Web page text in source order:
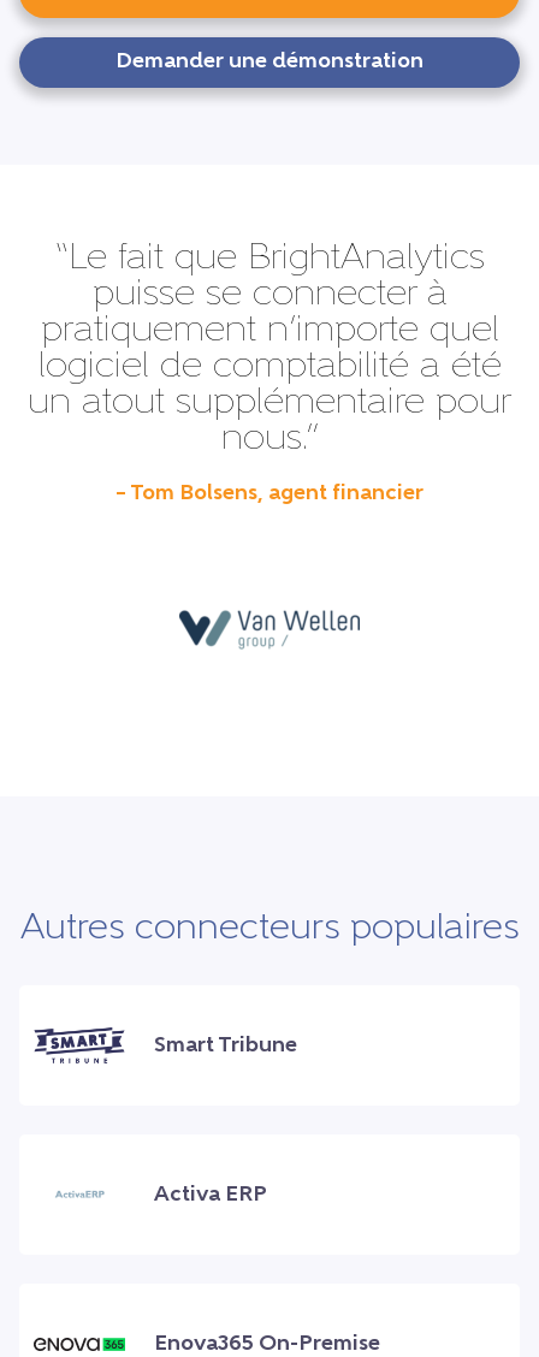
Demander une démonstration
“Le fait que BrightAnalytics
puisse se connecter à
pratiquement n’importe quel
logiciel de comptabilité a été
un atout supplémentaire pour
nous.”
– Tom Bolsens, agent financier
Autres connecteurs populaires
Smart Tribune
Activa ERP
Enova365 On-Premise